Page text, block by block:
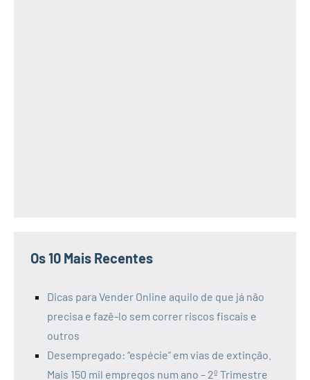
Os 10 Mais Recentes
Dicas para Vender Online aquilo de que já não
precisa e fazê-lo sem correr riscos fiscais e
outros
Desempregado: “espécie” em vias de extinção.
Mais 150 mil empregos num ano – 2º Trimestre